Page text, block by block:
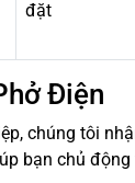
đặt
Điện
chúng tôi
bạn chủ